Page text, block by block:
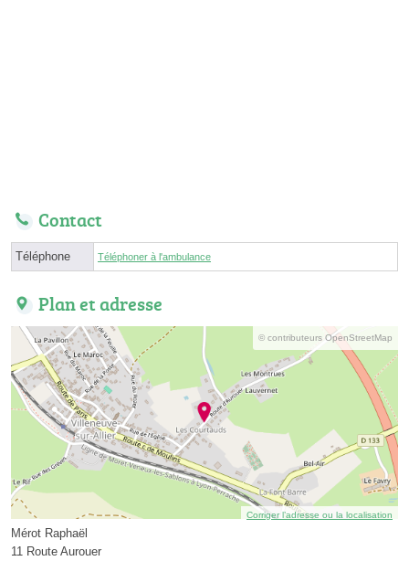
Contact
Téléphone Téléphoner à l'ambulance
Plan et adresse
© contributeurs OpenStreetMap
Corriger l’adresse ou la localisation
Mérot Raphaël
11 Route Aurouer